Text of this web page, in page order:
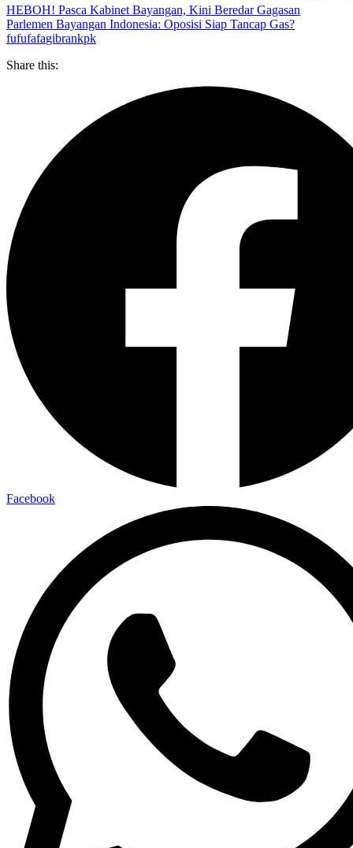
HEBOH! Pasca Kabinet Bayangan, Kini Beredar Gagasan
Parlemen Bayangan Indonesia: Oposisi Siap Tancap Gas?
fufufafagibrankpk
Share this:
Facebook